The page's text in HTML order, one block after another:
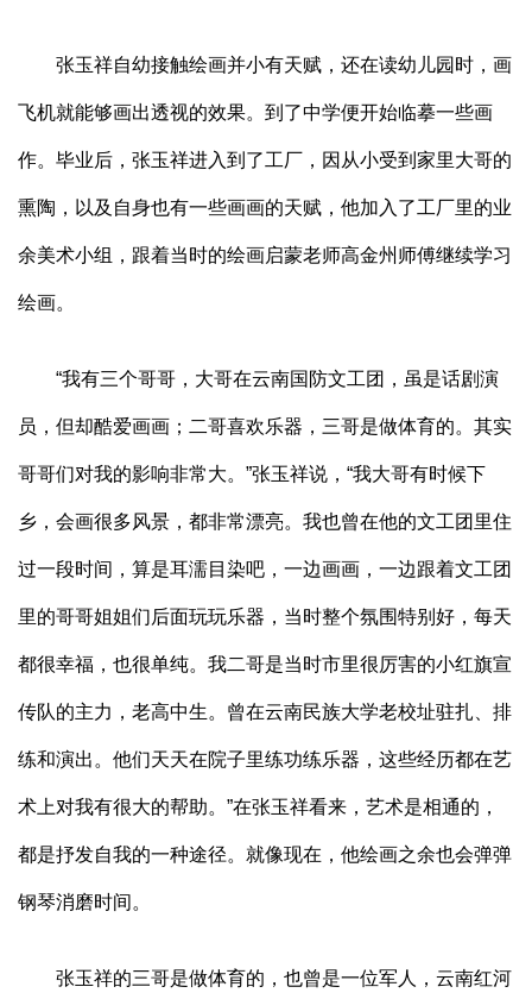
张玉祥自幼接触绘画并小有天赋，还在读幼儿园时，画
飞机就能够画出透视的效果。到了中学便开始临摹一些画
作。毕业后，张玉祥进入到了工厂，因从小受到家里大哥的
熏陶，以及自身也有一些画画的天赋，他加入了工厂里的业
余美术小组，跟着当时的绘画启蒙老师高金州师傅继续学习
绘画。
“我有三个哥哥，大哥在云南国防文工团，虽是话剧演
员，但却酷爱画画；二哥喜欢乐器，三哥是做体育的。其实
哥哥们对我的影响非常大。”张玉祥说，“我大哥有时候下
乡，会画很多风景，都非常漂亮。我也曾在他的文工团里住
过一段时间，算是耳濡目染吧，一边画画，一边跟着文工团
里的哥哥姐姐们后面玩玩乐器，当时整个氛围特别好，每天
都很幸福，也很单纯。我二哥是当时市里很厉害的小红旗宣
传队的主力，老高中生。曾在云南民族大学老校址驻扎、排
练和演出。他们天天在院子里练功练乐器，这些经历都在艺
术上对我有很大的帮助。”在张玉祥看来，艺术是相通的，
都是抒发自我的一种途径。就像现在，他绘画之余也会弹弹
钢琴消磨时间。
张玉祥的三哥是做体育的，也曾是一位军人，云南红河